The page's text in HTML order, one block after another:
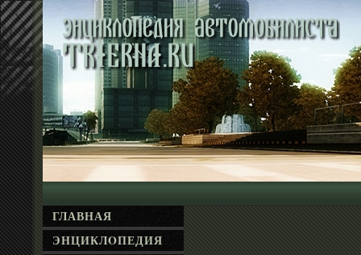
ГЛАВНАЯ
ЭНЦИКЛΟПЕДИЯ